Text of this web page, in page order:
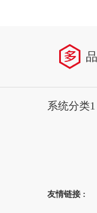
系统分类1
友情链接 :